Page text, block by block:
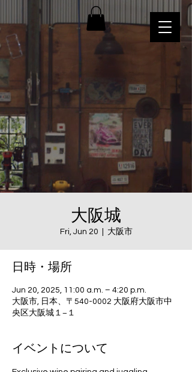
大阪城
Fri, Jun 20 大阪市
日時・場所
Jun 20, 2025, 11:00 a.m. – 4:20 p.m.
大阪市, 日本、〒540-0002 大阪府大阪市中
央区大阪城１−１
イベントについて